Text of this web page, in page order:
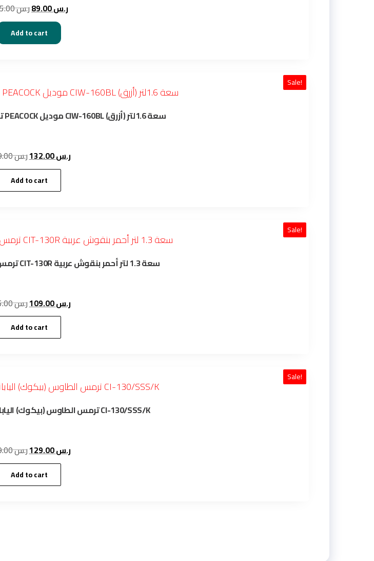
ر.س125.00
Original
price
was:
ر.س89.00
Add to cart
Sale!
ترمس الطاوس الياباني (بيكوك) PEACOCK موديل CIW-160BL سعة 1.6لتر (أزرق)
ر.س149.00
Original
price
was:
ر.س132.00
Current
Add to cart
Sale!
PEACOCK ترمس الطاووس الياباني CIT-130R سعة 1.3 لتر أحمر بنقوش عربية
ر.س125.00
Original
price
was:
ر.س109.00
Current
Add to cart
Sale!
ترمس الطاوس (بيكوك) الياباني سعة 1.3 لتر – الرفاهية CI-130/SSS/K
ر.س139.00
Original
price
was:
ر.س129.00
Current
Add to cart